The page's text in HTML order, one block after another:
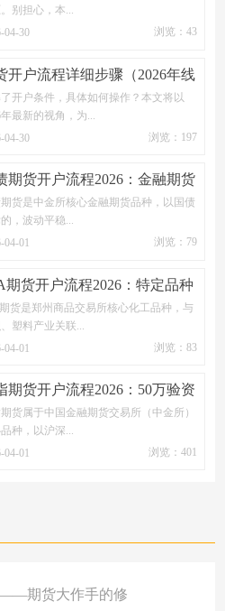
别担心，本...
04-30
浏览：43
开户流程详细步骤（2026年线
下
开户条件，具体如何操作？本文将以
年最新的视角，为...
04-30
浏览：197
期货开户流程2026：金融期货
开通
期货是中金所核心金融期货品种，以国债
，波动平稳...
04-01
浏览：79
期货开户流程2026：特定品种
技巧，
货是郑州商品交易所核心化工品种，与
塑料产业关联...
04-01
浏览：83
期货开户流程2026：50万验资
开通
货属于中国金融期货交易所（中金所）
种，以沪深...
04-01
浏览：401
——期货大作手的修